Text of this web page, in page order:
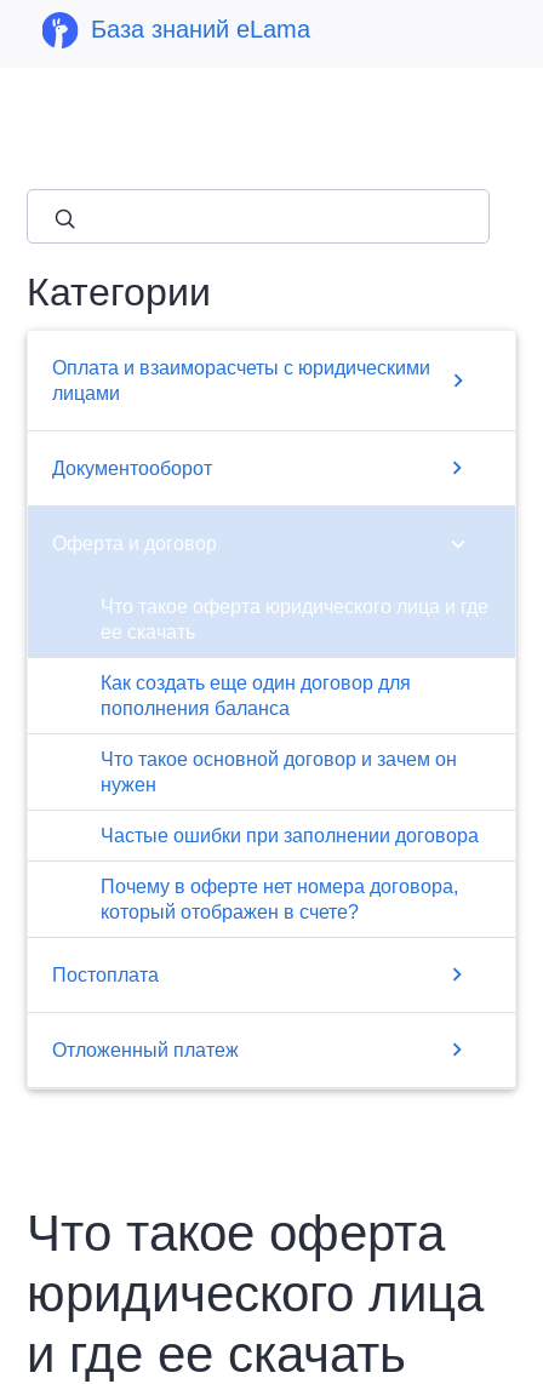
База знаний eLama
Категории
Оплата и взаиморасчеты с юридическими
лицами
chevron_right
Документооборот chevron_right
Оферта и договор chevron_right
Что такое оферта юридического лица и где
ее скачать
Как создать еще один договор для
пополнения баланса
Что такое основной договор и зачем он
нужен
Частые ошибки при заполнении договора
Почему в оферте нет номера договора,
который отображен в счете?
Постоплата chevron_right
Отложенный платеж chevron_right
Что такое оферта
юридического лица
и где ее скачать